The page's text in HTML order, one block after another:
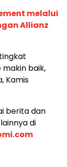
melalui
Allianz
baik,
Kamis
berita dan
di